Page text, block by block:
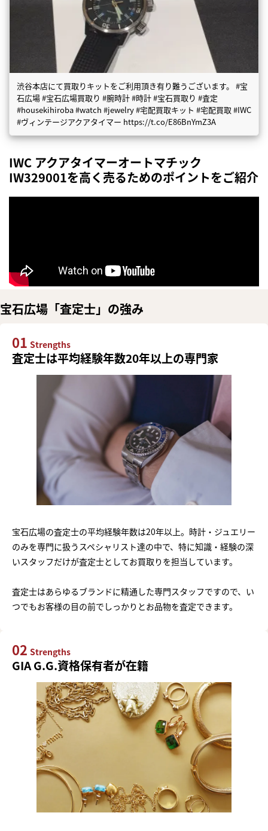
渋谷本店にて買取りキットをご利用頂き有り難うございます。 #宝
石広場 #宝石広場買取り #腕時計 #時計 #宝石買取り #査定
#housekihiroba #watch #jewelry #宅配買取キット #宅配買取 #IWC
#ヴィンテージアクアタイマー https://t.co/E86BnYmZ3A
IWC アクアタイマーオートマチック
IW329001を高く売るためのポイントをご紹介
宝石広場「査定士」の強み
01 Strengths
査定士は平均経験年数20年以上の専門家
宝石広場の査定士の平均経験年数は20年以上。時計・ジュエリー
のみを専門に扱うスペシャリスト達の中で、特に知識・経験の深
いスタッフだけが査定士としてお買取りを担当しています。
査定士はあらゆるブランドに精通した専門スタッフですので、い
つでもお客様の目の前でしっかりとお品物を査定できます。
02 Strengths
GIA G.G.資格保有者が在籍